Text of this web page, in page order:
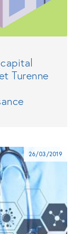
Turenne
26/03/2019